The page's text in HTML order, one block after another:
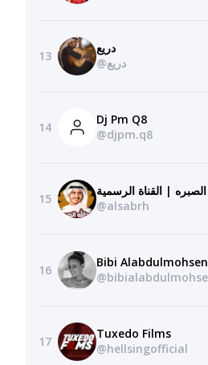
13
دريع
@دريع
14
Dj Pm Q8
@djpm.q8
15
@alsabrh
16
Bibi Alabdulmohsen
17
Tuxedo Films
@hellsingofficial